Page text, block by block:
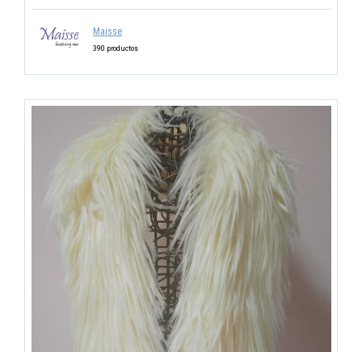
Maisse
390 productos